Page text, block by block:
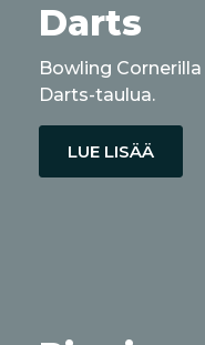
Darts
Bowling
Darts-taulua.
LUE LISÄÄ